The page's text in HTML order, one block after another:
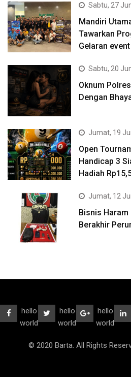
Sabtu, 27
Mandiri
Tawarkan
Gelaran
Sabtu, 20
Oknum
Dengan
Jumat, 19
Open
Handicap 3
Hadiah
Jumat, 12
Bisnis Haram
Berakhir
hello
world
hello
world
hello
world
© 2020 Barta. All Rights